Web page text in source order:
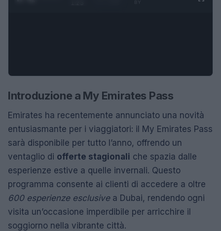
Introduzione a My Emirates Pass
Emirates ha recentemente annunciato una novità
entusiasmante per i viaggiatori: il My Emirates Pass
sarà disponibile per tutto l’anno, offrendo un
ventaglio di offerte stagionali che spazia dalle
esperienze estive a quelle invernali. Questo
programma consente ai clienti di accedere a oltre
600 esperienze esclusivea Dubai, rendendo ogni
visita un’occasione imperdibile per arricchire il
soggiorno nella vibrante città.